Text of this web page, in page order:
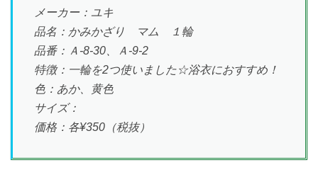
メーカー：ユキ
品名：かみかざり マム １輪
品番：Ａ-8-30、Ａ-9-2
特徴：一輪を2つ使いました☆浴衣におすすめ！
色：あか、黄色
サイズ：
価格：各¥350（税抜）